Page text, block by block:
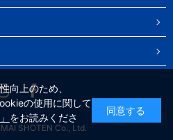
Instagram
SHOTEN Co., Ltd.
向上のため、
の使用に関して
をお読みくださ
同意する